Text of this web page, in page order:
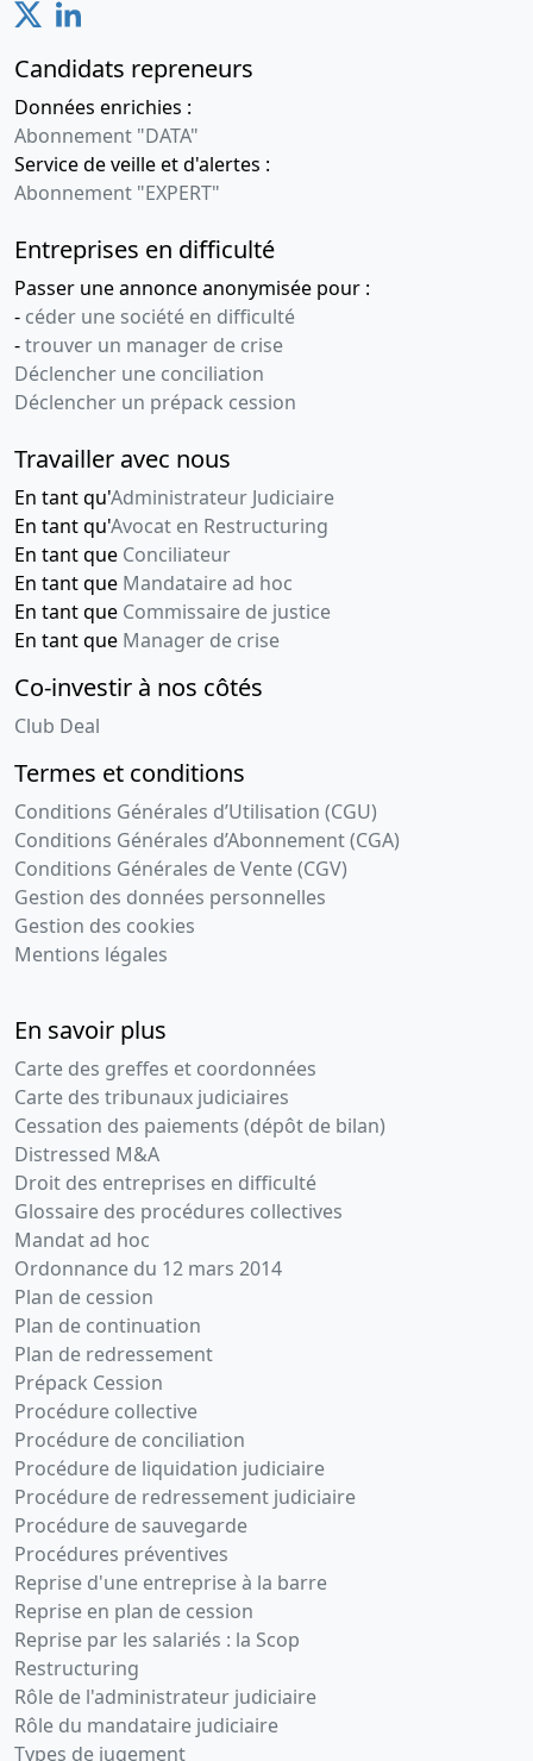
Candidats repreneurs
Données enrichies :
Abonnement "DATA"
Service de veille et d'alertes :
Abonnement "EXPERT"
Entreprises en difficulté
Passer une annonce anonymisée pour :
- céder une société en difficulté
-trouver un manager de crise
Déclencher une conciliation
Déclencher un prépack cession
Travailler avec nous
En tant qu'Administrateur Judiciaire
En tant qu'Avocat en Restructuring
En tant que Conciliateur
En tant que Mandataire ad hoc
En tant que Commissaire de justice
En tant que Manager de crise
Co-investir à nos côtés
Club Deal
Termes et conditions
Conditions Générales d’Utilisation (CGU)
Conditions Générales d’Abonnement (CGA)
Conditions Générales de Vente (CGV)
Gestion des données personnelles
Gestion des cookies
Mentions légales
En savoir plus
Carte des greffes et coordonnées
Carte des tribunaux judiciaires
Cessation des paiements (dépôt de bilan)
Distressed M&A
Droit des entreprises en difficulté
Glossaire des procédures collectives
Mandat ad hoc
Ordonnance du 12 mars 2014
Plan de cession
Plan de continuation
Plan de redressement
Prépack Cession
Procédure collective
Procédure de conciliation
Procédure de liquidation judiciaire
Procédure de redressement judiciaire
Procédure de sauvegarde
Procédures préventives
Reprise d'une entreprise à la barre
Reprise en plan de cession
Reprise par les salariés : la Scop
Restructuring
Rôle de l'administrateur judiciaire
Rôle du mandataire judiciaire
Types de jugement